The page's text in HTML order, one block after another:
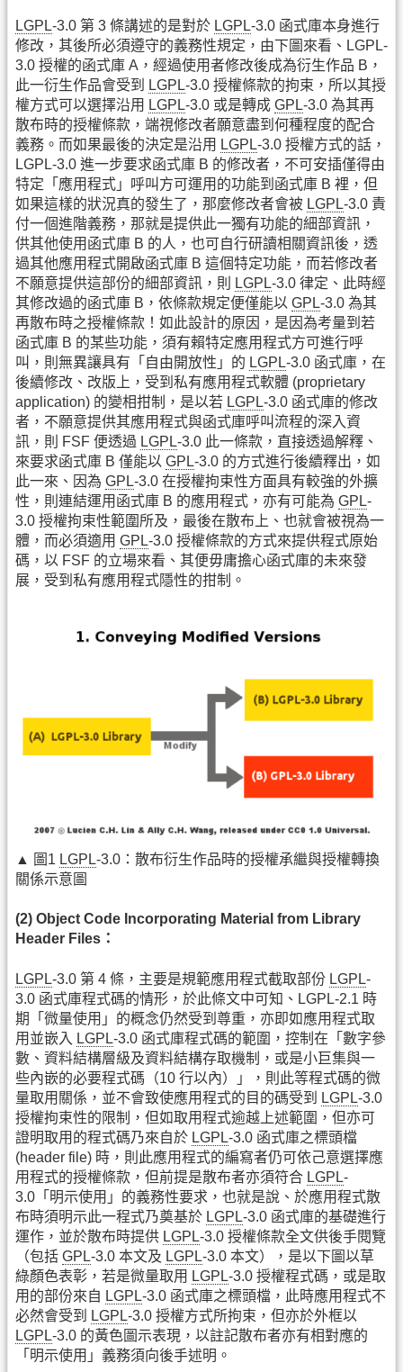
LGPL-3.0 第 3 條講述的是對於 LGPL-3.0 函式庫本身進行
修改，其後所必須遵守的義務性規定，由下圖來看、LGPL-
3.0 授權的函式庫 A，經過使用者修改後成為衍生作品 B，
此一衍生作品會受到
LGPL-3.0 授權條款的拘束，所以其授
權方式可以選擇沿用 LGPL-3.0 或是轉成 GPL-3.0 為其再
散布時的授權條款，端視修改者願意盡到何種程度的配合
義務。而如果最後的決定是沿用 LGPL-3.0 授權方式的話，
LGPL-3.0 進一步要求函式庫 B 的修改者，不可安插僅得由
特定「應用程式」呼叫方可運用的功能到函式庫 B 裡，但
如果這樣的狀況真的發生了，那麼修改者會被 LGPL-3.0 責
付一個進階義務，那就是提供此一獨有功能的細部資訊，
供其他使用函式庫 B 的人，也可自行研讀相關資訊後，透
過其他應用程式開啟函式庫 B 這個特定功能，而若修改者
不願意提供這部份的細部資訊，則
LGPL-3.0 律定、此時經
其修改過的函式庫 B，依條款規定便僅能以 GPL-3.0 為其
再散布時之授權條款！如此設計的原因，是因為考量到若
函式庫 B 的某些功能，須有賴特定應用程式方可進行呼
叫，則無異讓具有「自由開放性」的 LGPL-3.0 函式庫，在
後續修改、改版上，受到私有應用程式軟體 (proprietary
application) 的變相拑制，是以若 LGPL-3.0 函式庫的修改
者，不願意提供其應用程式與函式庫呼叫流程的深入資
訊，則 FSF 便透過 LGPL-3.0 此一條款，直接透過解釋、
來要求函式庫 B 僅能以 GPL-3.0 的方式進行後續釋出，如
此一來、因為 GPL-3.0 在授權拘束性方面具有較強的外擴
性，則連結運用函式庫 B 的應用程式，亦有可能為 GPL-
3.0 授權拘束性範圍所及，最後在散布上、也就會被視為一
體，而必須適用 GPL-3.0 授權條款的方式來提供程式原始
碼，以 FSF 的立場來看、其便毋庸擔心函式庫的未來發
展，受到私有應用程式隱性的拑制。
▲ 圖1 LGPL-3.0：散布衍生作品時的授權承繼與授權轉換
關係示意圖
(2) Object Code Incorporating Material from Library
Header Files：
LGPL-3.0 第 4 條，主要是規範應用程式截取部份 LGPL-
3.0 函式庫程式碼的情形，於此條文中可知、LGPL-2.1 時
期「微量使用」的概念仍然受到尊重，亦即如應用程式取
用並嵌入 LGPL-3.0 函式庫程式碼的範圍，控制在「數字參
數、資料結構層級及資料結構存取機制，或是小巨集與一
些內嵌的必要程式碼（10 行以內）」，則此等程式碼的微
量取用關係，並不會致使應用程式的目的碼受到
LGPL-3.0
授權拘束性的限制，但如取用程式逾越上述範圍，但亦可
證明取用的程式碼乃來自於 LGPL-3.0 函式庫之標頭檔
(header file) 時，則此應用程式的編寫者仍可依己意選擇應
用程式的授權條款，但前提是散布者亦須符合 LGPL-
3.0「明示使用」的義務性要求，也就是說、於應用程式散
布時須明示此一程式乃奠基於 LGPL-3.0 函式庫的基礎進行
運作，並於散布時提供 LGPL-3.0 授權條款全文供後手閱覽
（包括 GPL-3.0 本文及 LGPL-3.0 本文），是以下圖以草
綠顏色表彰，若是微量取用 LGPL-3.0 授權程式碼，或是取
用的部份來自 LGPL-3.0 函式庫之標頭檔，此時應用程式不
必然會受到
LGPL-3.0 授權方式所拘束，但亦於外框以
LGPL-3.0 的黃色圖示表現，以註記散布者亦有相對應的
「明示使用」義務須向後手述明。